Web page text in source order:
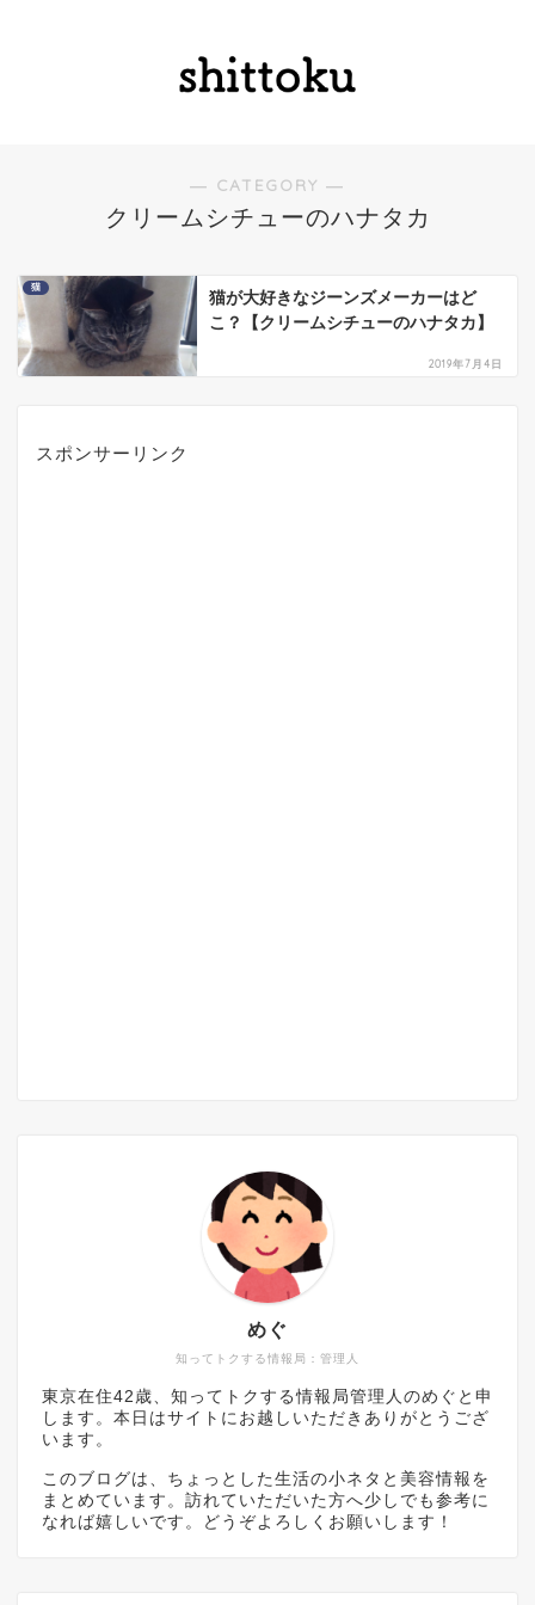
― CATEGORY ―
クリームシチューのハナタカ
猫
猫が大好きなジーンズメーカーはど
こ？【クリームシチューのハナタカ】
2019年7月4日
スポンサーリンク
知ってトクする情報局：管理人
めぐ
東京在住42歳、知ってトクする情報局管理人のめぐと申
します。本日はサイトにお越しいただきありがとうござ
います。
このブログは、ちょっとした生活の小ネタと美容情報を
まとめています。訪れていただいた方へ少しでも参考に
なれば嬉しいです。どうぞよろしくお願いします！